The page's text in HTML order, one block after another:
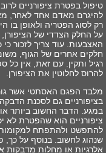
טיפול בפטרת ציפורניים
להיגרם מאדם אחד לאחר,
רק לסוג הפטריה ולאופן בו
על החלק הצדדי של
האצבעות. עוד צריך לזכור
חלקים אחרים של הגוף,
רגיל ותקין. עם זאת, אין כל
להרוס לחלוטין את הציפורן.
מלבד הפגם האסתטי אשר
בציפורניים גם לסכנת
במגע. הדבר החשוב ביותר
ציפורניים הוא שהפטרת לא
להתפשט ולהתפתח למקומות
שנהוג לחשוב. בנוסף על כך,
אלרגיות או מחלות